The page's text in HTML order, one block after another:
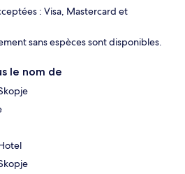
: Visa, Mastercard et
sans espèces sont disponibles.
le nom de